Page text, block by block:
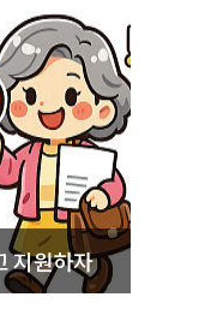
지원하자